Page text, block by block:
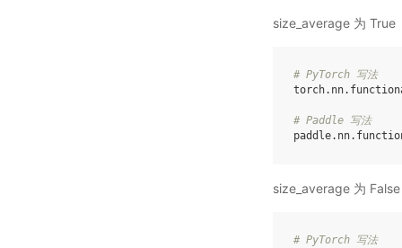
size_average 为 True
# PyTorch 写法
torch. nn.
# Paddle 写法
paddle. nn.
size_average 为 False
# PyTorch 写法